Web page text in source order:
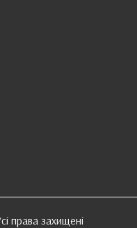
права захищені